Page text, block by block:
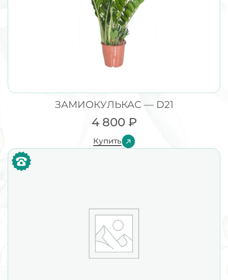
ЗАМИОКУЛЬКАС — D21
4 800 ₽
Купить